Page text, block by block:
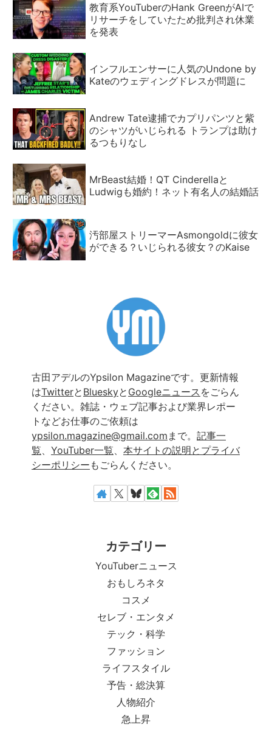
教育系YouTuberのHank GreenがAIで
リサーチをしていたため批判され休業
を発表
インフルエンサーに人気のUndone by
Kateのウェディングドレスが問題に
Andrew Tate逮捕でカプリパンツと紫
のシャツがいじられる トランプは助け
るつもりなし
MrBeast結婚！QT Cinderellaと
Ludwigも婚約！ネット有名人の結婚話
汚部屋ストリーマーAsmongoldに彼女
ができる？いじられる彼女？のKaise
古田アデルのYpsilon Magazineです。更新情報
はTwitterと Blueskyと Googleニュース をごらん
ください。雑誌・ウェブ記事および業界レポー
トなどお仕事のご依頼は
ypsilon.magazine@gmail.com まで。 記事一
覧
YouTuber一覧
本サイトの説明とプライバ
シーポリシー もごらんください。
カテゴリー
YouTuberニュース
おもしろネタ
コスメ
セレブ・エンタメ
テック・科学
ファッション
ライフスタイル
予告・総決算
人物紹介
急上昇